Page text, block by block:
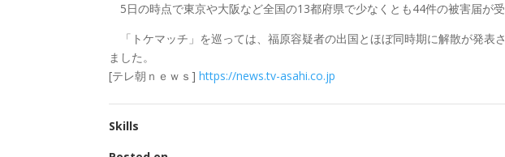
5日の時点で東京や大阪など全国の13都府県で少なくとも44件の被害届が受
「トケマッチ」を巡っては、福原容疑者の出国とほぼ同時期に解散が発表
ました。
[テレ朝ｎｅｗｓ]https://news.tv-asahi.co.jp
Skills